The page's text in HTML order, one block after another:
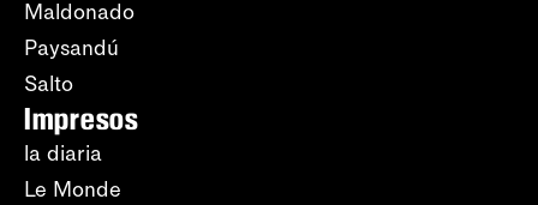
Maldonado
Paysandú
Salto
Impresos
la diaria
Le Monde